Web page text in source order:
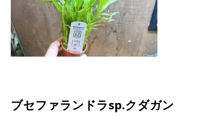
ブセファランドラsp.クダガン